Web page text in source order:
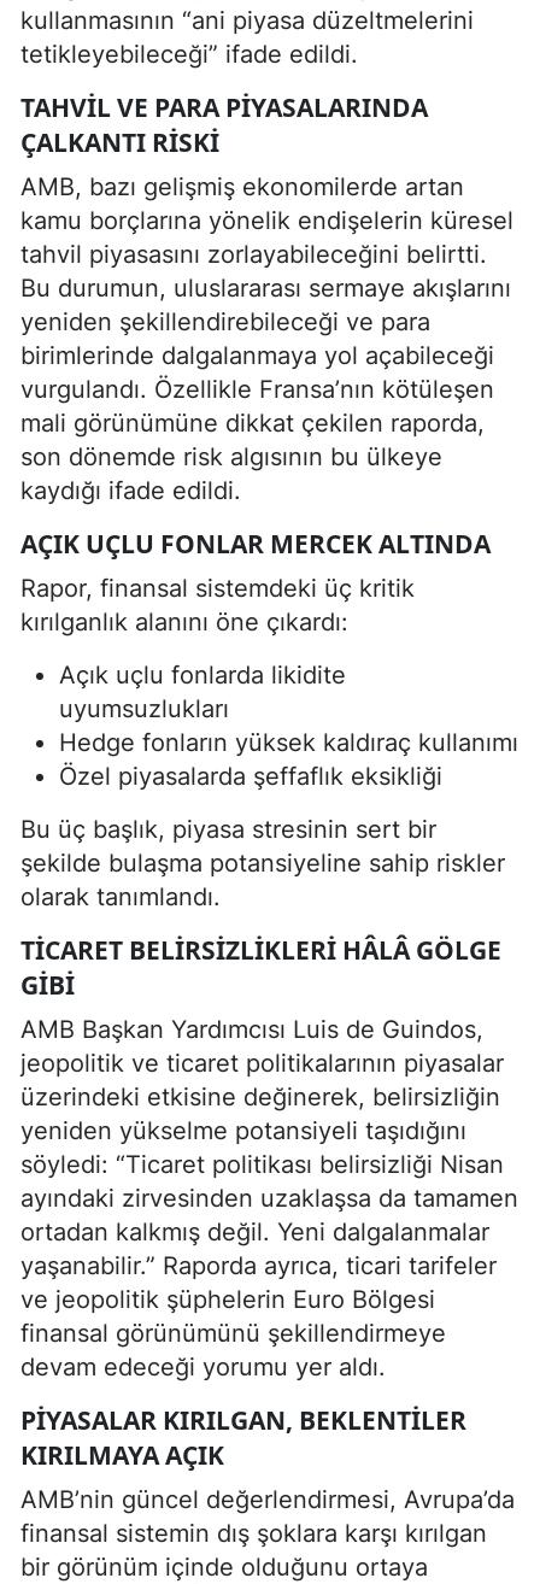
kullanmasının “ani piyasa düzeltmelerini
tetikleyebileceği” ifade edildi.
TAHVIL VE PARA PIYASALARINDA
ÇALKANTI RISKI
AMB, bazı gelişmiş ekonomilerde artan
kamu borçlarına yönelik endişelerin küresel
tahvil piyasasını zorlayabileceğini belirtti.
Bu durumun, uluslararası sermaye akışlarını
yeniden şekillendirebileceği ve para
birimlerinde dalgalanmaya yol açabileceği
vurgulandı. Özellikle Fransa’nın kötüleşen
mali görünümüne dikkat çekilen raporda,
son dönemde risk algısının bu ülkeye
kaydığı ifade edildi.
AÇIK UÇLU FONLAR MERCEK ALTINDA
Rapor, finansal sistemdeki üç kritik
kırılganlık alanını öne çıkardı:
Açık uçlu fonlarda likidite
uyumsuzlukları
Hedge fonların yüksek kaldıraç kullanımı
Özel piyasalarda şeffaflık eksikliği
Bu üç başlık, piyasa stresinin sert bir
şekilde bulaşma potansiyeline sahip riskler
olarak tanımlandı.
TICARET BELIRSIZLIKLERI HÂLÂ GÖLGE
GIBI
AMB Başkan Yardımcısı Luis de Guindos,
jeopolitik ve ticaret politikalarının piyasalar
üzerindeki etkisine değinerek, belirsizliğin
yeniden yükselme potansiyeli taşıdığını
söyledi: “Ticaret politikası belirsizliği Nisan
ayındaki zirvesinden uzaklaşsa da tamamen
ortadan kalkmış değil. Yeni dalgalanmalar
yaşanabilir.” Raporda ayrıca, ticari tarifeler
ve jeopolitik şüphelerin Euro Bölgesi
finansal görünümünü şekillendirmeye
devam edeceği yorumu yer aldı.
PIYASALAR KIRILGAN, BEKLENTILER
KIRILMAYA AÇIK
AMB’nin güncel değerlendirmesi, Avrupa’da
finansal sistemin dış şoklara karşı kırılgan
bir görünüm içinde olduğunu ortaya